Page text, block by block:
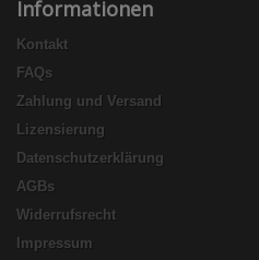
Informationen
Kontakt
FAQs
Zahlung und Versand
Lizensierung
Datenschutzerklärung
AGBs
Widerrufsrecht
Impressum